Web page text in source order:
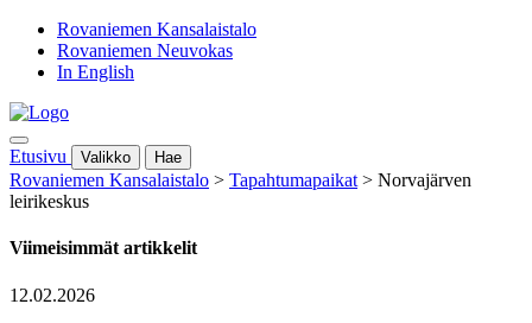
Rovaniemen Kansalaistalo
Rovaniemen Neuvokas
In English
Etusivu Valikko Hae
Rovaniemen Kansalaistalo > Tapahtumapaikat > Norvajärven
leirikeskus
Viimeisimmät artikkelit
12.02.2026